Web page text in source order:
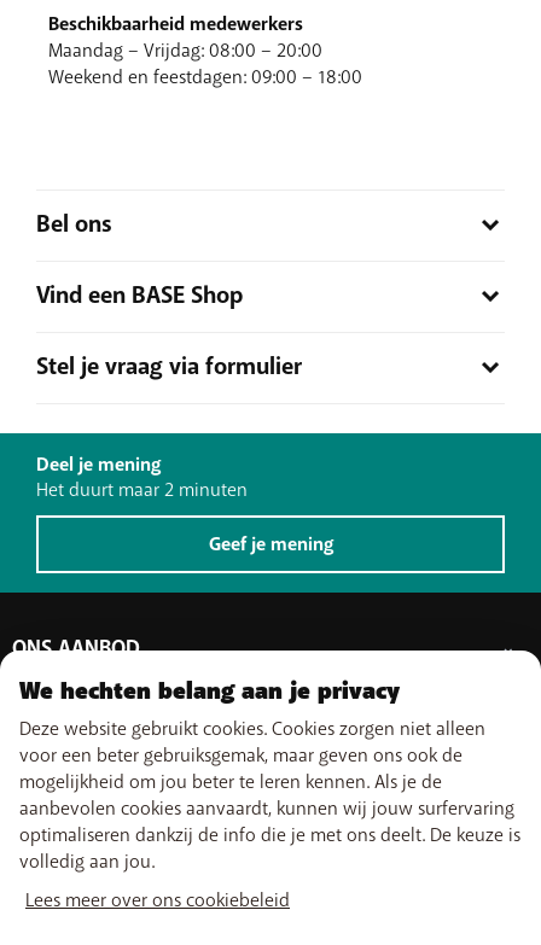
Beschikbaarheid medewerkers
Maandag – Vrijdag: 08:00 – 20:00
Weekend en feestdagen: 09:00 – 18:00
Bel ons
Bel je via een niet-BASE-nummer? Bel naar
Ben je in het buitenland? Bel dan naar het nummer
+32
Maandag – Vrijdag: 08:00 – 20:00
Weekend en feestdagen: 09:00 – 18:00
Vind een BASE Shop
altijd een BASE Shop in je buurt.Vind de dichtstbijzijnde
Stel je vraag via formulier
Vind het juiste formulier en stuur ons je vraag. We
beantwoorden zo snel mogelijk.
Deel je mening
Het duurt maar 2 minuten
Geef je mening
ONS AANBOD
Gsm-abonnementen
Smartphones
Prepaidkaarten
Internet
TV
Combineer
Promo's
Boosters wifi
Tadaam
ONZE DIENSTEN
eSIM
Data Jump
Free Data Day
Limiet buiten abonnement
Internationale tarieven
Netwerk
SUPPORT
Hulp & Contact
My BASE
Verkooppunten
Verhuizen
NUTTIGE LINKS
Herladen
Vind ons ook op
We hechten belang aan je privacy
Deze website gebruikt cookies. Cookies zorgen niet alleen
voor een beter gebruiksgemak, maar geven ons ook de
mogelijkheid om jou beter te leren kennen. Als je de
aanbevolen cookies aanvaardt, kunnen wij jouw surfervaring
optimaliseren dankzij de info die je met ons deelt. De keuze is
volledig aan jou.
Lees meer over ons cookiebeleid